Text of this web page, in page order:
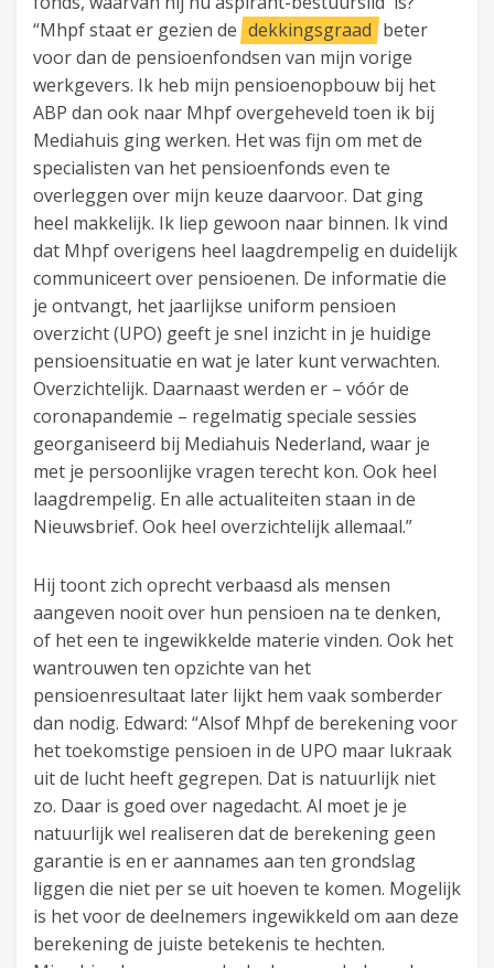
“Mhpf staat er gezien de dekkingsgraad beter
voor dan de pensioenfondsen van mijn vorige
werkgevers. Ik heb mijn pensioenopbouw bij het
ABP dan ook naar Mhpf overgeheveld toen ik bij
Mediahuis ging werken. Het was fijn om met de
specialisten van het pensioenfonds even te
overleggen over mijn keuze daarvoor. Dat ging
heel makkelijk. Ik liep gewoon naar binnen. Ik vind
dat Mhpf overigens heel laagdrempelig en duidelijk
communiceert over pensioenen. De informatie die
je ontvangt, het jaarlijkse uniform pensioen
overzicht (UPO) geeft je snel inzicht in je huidige
pensioensituatie en wat je later kunt verwachten.
Overzichtelijk. Daarnaast werden er – vóór de
coronapandemie – regelmatig speciale sessies
georganiseerd bij Mediahuis Nederland, waar je
met je persoonlijke vragen terecht kon. Ook heel
laagdrempelig. En alle actualiteiten staan in de
Nieuwsbrief. Ook heel overzichtelijk allemaal.”
Hij toont zich oprecht verbaasd als mensen
aangeven nooit over hun pensioen na te denken,
of het een te ingewikkelde materie vinden. Ook het
wantrouwen ten opzichte van het
pensioenresultaat later lijkt hem vaak somberder
dan nodig. Edward: “Alsof Mhpf de berekening voor
het toekomstige pensioen in de UPO maar lukraak
uit de lucht heeft gegrepen. Dat is natuurlijk niet
zo. Daar is goed over nagedacht. Al moet je je
natuurlijk wel realiseren dat de berekening geen
garantie is en er aannames aan ten grondslag
liggen die niet per se uit hoeven te komen. Mogelijk
is het voor de deelnemers ingewikkeld om aan deze
berekening de juiste betekenis te hechten.